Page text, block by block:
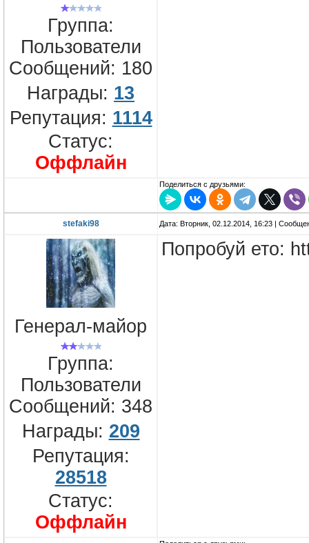
Группа:
Пользователи
Сообщений: 180
Награды: 13
Репутация: 1114
Статус:
Оффлайн
Поделиться с друзьями:
stefaki98 Дата: Вторник, 02.12.2014, 16:23 |
Генерал-майор
Группа:
Пользователи
Сообщений: 348
Награды: 209
Репутация:
28518
Статус:
Оффлайн
Попробуй ето: